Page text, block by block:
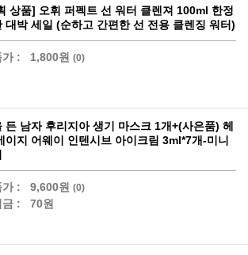
상품] 오휘 퍼펙트 선 워터 클렌져 100ml 한정
대박 세일 (순하고 간편한 선 전용 클렌징 워터)
가 : 1,800원 (0)
든 남자 후리지아 생기 마스크 1개+(사은품) 헤
이지 어웨이 인텐시브 아이크림 3ml*7개-미니
가 : 9,600원 (0)
금 : 70원